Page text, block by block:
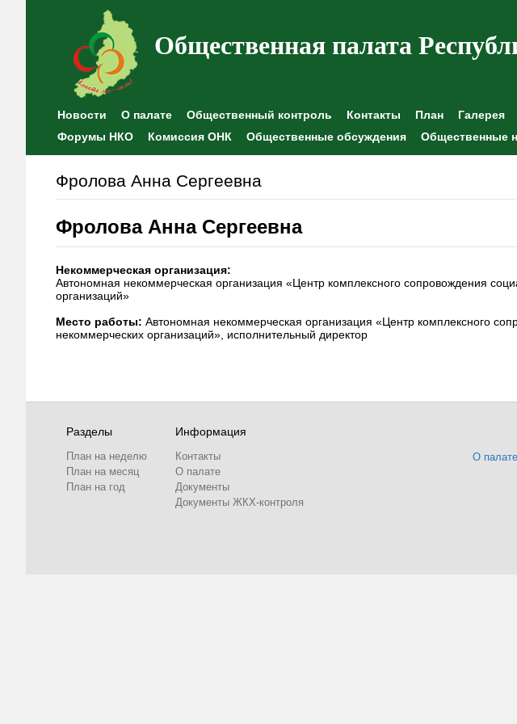
Общественная палата
Новости О палате Общественный контроль Контакты План Галерея
Форумы НКО
Комиссия ОНК Общественные обсуждения Общественные
Фролова Анна Сергеевна
Фролова Анна Сергеевна
Некоммерческая организация:
Автономная некоммерческая организация «Центр комплексного сопровождения
организаций»
Место работы: Автономная некоммерческая организация «Центр комплексного
некоммерческих организаций», исполнительный директор
Разделы
План на неделю
План на месяц
План на год
Информация
Контакты
О палате
Документы
Документы ЖКХ-контроля
О палате